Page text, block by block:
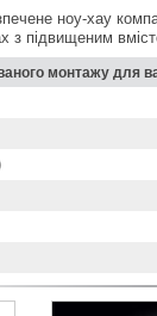
ноу-хау
з підвищеним
монтажу для